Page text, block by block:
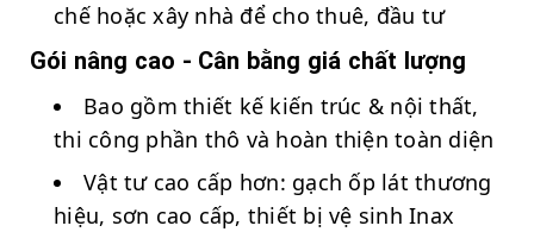
chế hoặc xây nhà để cho thuê, đầu tư
Gói nâng cao - Cân bằng giá chất lượng
Bao gồm thiết kế kiến trúc & nội thất,
thi công phần thô và hoàn thiện toàn diện
Vật tư cao cấp hơn: gạch ốp lát thương
hiệu, sơn cao cấp, thiết bị vệ sinh Inax